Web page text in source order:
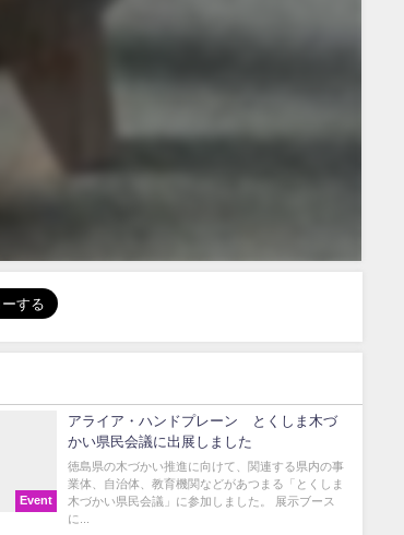
Event
アライア・ハンドプレーン とくしま木づ
かい県民会議に出展しました
徳島県の木づかい推進に向けて、関連する県内の事
業体、自治体、教育機関などがあつまる「とくしま
木づかい県民会議」に参加しました。 展示ブース
に...